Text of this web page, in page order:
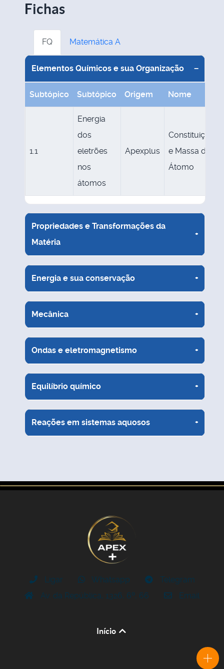
Fichas
FQ Matemática A
Elementos Químicos e sua Organização −
Subtópico Subtópico Origem Nome
1.1
Energia
dos
eletrões
nos
átomos
Apexplus
Constituição
e Massa do
Átomo
Propriedades e Transformações da
Matéria
+
Energia e sua conservação +
Mecânica +
Ondas e eletromagnetismo +
Equilíbrio químico +
Reações em sistemas aquosos +
Ligar Whatsapp
Telegram
Av. da República, 1326, 6º, 66
Email
Início